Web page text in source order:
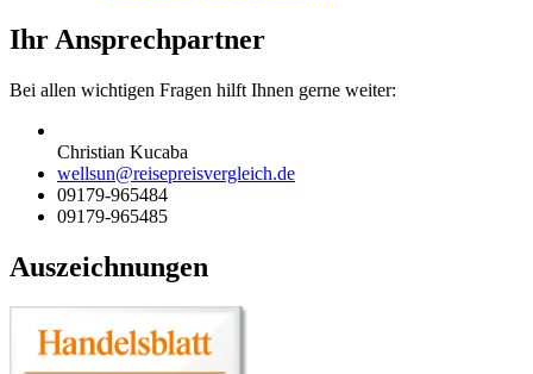
Ihr Ansprechpartner
Bei allen wichtigen Fragen hilft Ihnen gerne weiter:
Christian Kucaba
wellsun@reisepreisvergleich.de
09179-965484
09179-965485
Auszeichnungen